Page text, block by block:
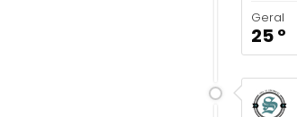
Geral
25 º